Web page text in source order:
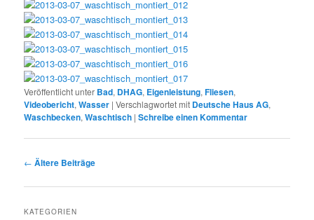
Veröffentlicht unter Bad, DHAG, Eigenleistung,Fliesen,
Videobericht,Wasser |Verschlagwortet mit Deutsche Haus AG,
Waschbecken,Waschtisch |Schreibe einen Kommentar
Beitragsnavigation
← Ältere Beiträge
KATEGORIEN